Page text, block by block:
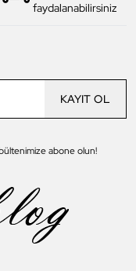
faydalanabilirsiniz
KAYIT OL
abone olun!